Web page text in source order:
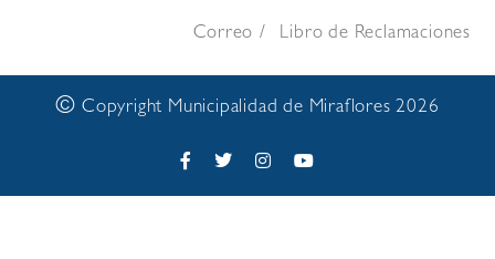
Correo Libro de Reclamaciones
© Copyright Municipalidad de Miraflores 2026